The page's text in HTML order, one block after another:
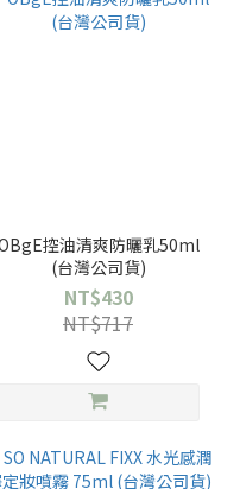
控油清爽防曬乳50ml
(台灣公司貨)
NT$430
NT$717